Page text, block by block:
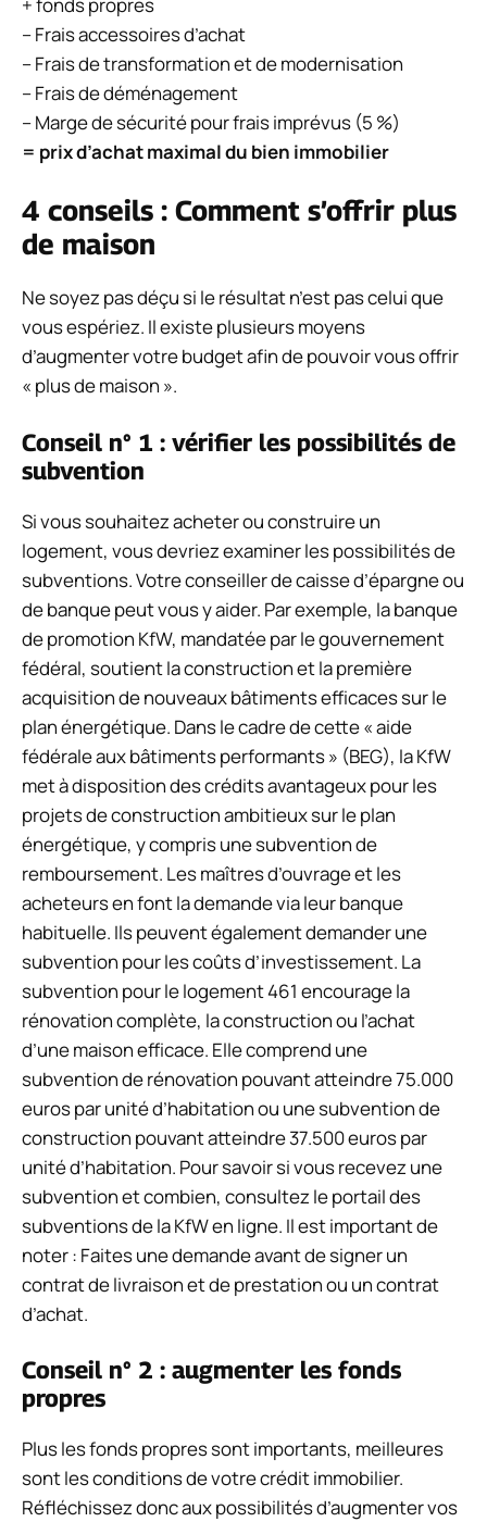
– Frais accessoires d’achat
– Frais de transformation et de modernisation
– Frais de déménagement
– Marge de sécurité pour frais imprévus (5 %)
= prix d’achat maximal du bien immobilier
4 conseils : Comment s’offrir plus
de maison
Ne soyez pas déçu si le résultat n’est pas celui que
vous espériez. Il existe plusieurs moyens
d’augmenter votre budget afin de pouvoir vous offrir
« plus de maison ».
Conseil n° 1 : vérifier les possibilités de
subvention
Si vous souhaitez acheter ou construire un
logement, vous devriez examiner les possibilités de
subventions. Votre conseiller de caisse d’épargne ou
de banque peut vous y aider. Par exemple, la banque
de promotion KfW, mandatée par le gouvernement
fédéral, soutient la construction et la première
acquisition de nouveaux bâtiments efficaces sur le
plan énergétique. Dans le cadre de cette « aide
fédérale aux bâtiments performants » (BEG), la KfW
met à disposition des crédits avantageux pour les
projets de construction ambitieux sur le plan
énergétique, y compris une subvention de
remboursement. Les maîtres d’ouvrage et les
acheteurs en font la demande via leur banque
habituelle. Ils peuvent également demander une
subvention pour les coûts d’investissement. La
subvention pour le logement 461 encourage la
rénovation complète, la construction ou l’achat
d’une maison efficace. Elle comprend une
subvention de rénovation pouvant atteindre 75.000
euros par unité d’habitation ou une subvention de
construction pouvant atteindre 37.500 euros par
unité d’habitation. Pour savoir si vous recevez une
subvention et combien, consultez le portail des
subventions de la KfW en ligne. Il est important de
noter : Faites une demande avant de signer un
contrat de livraison et de prestation ou un contrat
d’achat.
Conseil n° 2 : augmenter les fonds
propres
Plus les fonds propres sont importants, meilleures
sont les conditions de votre crédit immobilier.
Réfléchissez donc aux possibilités d’augmenter vos